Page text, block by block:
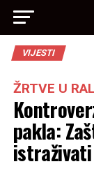
VIJESTI
ŽRTVE U
pakla:
istraživati